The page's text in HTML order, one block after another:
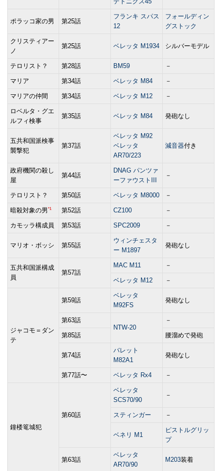
ポラッコ家の男 第25話
フランキ スパス
12
フォールディン
グストック
クリスティアー
ノ
第25話 ベレッタ M1934 シルバーモデル
テロリスト？ 第28話 BM59 －
マリア 第34話 ベレッタ M84 －
マリアの仲間 第34話 ベレッタ M12 －
ロベルタ・グエ
ルフィ検事
第35話 ベレッタ M84 発砲なし
五共和国派検事
襲撃犯
第37話
ベレッタ M92
ベレッタ
AR70/223
減音器付き
政府機関の殺し
屋
第44話
DNAG パンツァ
ーファウストIII
－
テロリスト？ 第50話 ベレッタ M8000 －
暗殺対象の男 *1 第52話 CZ100 －
カモッラ構成員 第53話 SPC2009 －
マリオ・ボッシ 第55話
ウィンチェスタ
ー M1897
発砲なし
五共和国派構成
員
第57話
MAC M11 －
ベレッタ M12 －
ジャコモ＝ダン
テ
第59話
ベレッタ
M92FS
発砲なし
第63話
NTW-20
－
第85話 腰溜めで発砲
第74話
バレット
M82A1
発砲なし
第77話〜 ベレッタ Rx4 －
鐘楼篭城犯
第60話
ベレッタ
SCS70/90
－
スティンガー －
ベネリ M1
ピストルグリッ
プ
第63話
ベレッタ
AR70/90
M203装着